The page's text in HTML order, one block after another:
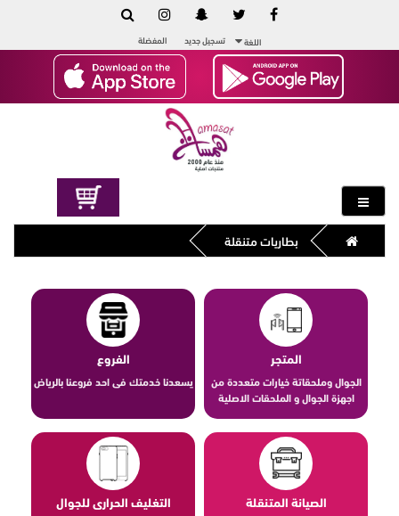
اللغة تسجيل جديد المفضلة
بطاريات متنقلة
المتجر
الجوال وملحقاتة خيارات متعددة من
اجهزة الجوال و الملحقات الاصلية
الفروع
يسعدنا خدمتك فى احد فروعنا بالرياض
الصيانة المتنقلة التغليف الحرارى للجوال